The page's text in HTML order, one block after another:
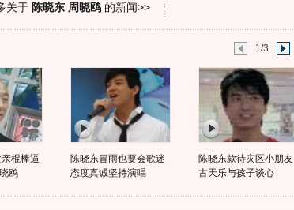
关于 陈晓东 周晓鸥的新闻>>
1/3
棍棒逼
鸥
陈晓东冒雨也要会歌迷
态度真诚坚持演唱
陈晓东款待灾区小朋友
古天乐与孩子谈心